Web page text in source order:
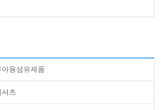
아용섬유제품
셔츠